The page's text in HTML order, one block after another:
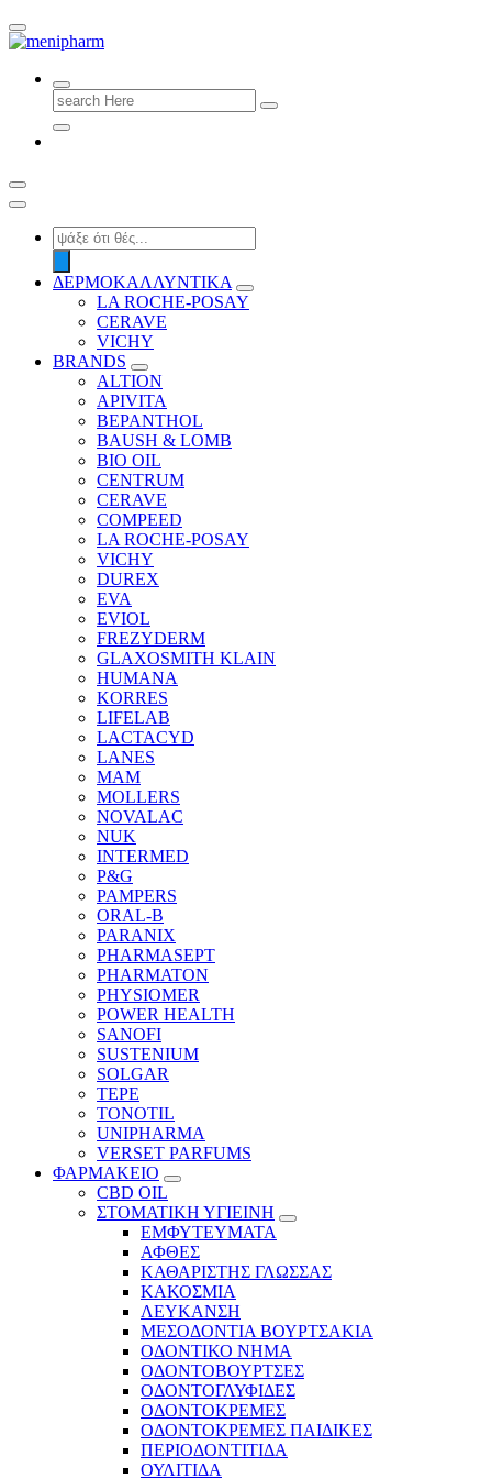
shop 2 easily
Search
for:
Products
search
ΔΕΡΜΟΚΑΛΛΥΝΤΙΚΑ
LA ROCHE-POSAY
CERAVE
VICHY
BRANDS
ALTION
APIVITA
BEPANTHOL
BAUSH & LOMB
BIO OIL
CENTRUM
CERAVE
COMPEED
LA ROCHE-POSAY
VICHY
DUREX
EVA
EVIOL
FREZYDERM
GLAXOSMITH KLAIN
HUMANA
KORRES
LIFELAB
LACTACYD
LANES
MAM
MOLLERS
NOVALAC
NUK
INTERMED
P&G
PAMPERS
ORAL-B
PARANIX
PHARMASEPT
PHARMATON
PHYSIOMER
POWER HEALTH
SANOFI
SUSTENIUM
SOLGAR
TEPE
TONOTIL
UNIPHARMA
VERSET PARFUMS
ΦΑΡΜΑΚΕΙΟ
CBD OIL
ΣΤΟΜΑΤΙΚΗ ΥΓΙΕΙΝΗ
ΕΜΦΥΤΕΥΜΑΤΑ
ΑΦΘΕΣ
ΚΑΘΑΡΙΣΤΗΣ ΓΛΩΣΣΑΣ
ΚΑΚΟΣΜΙΑ
ΛΕΥΚΑΝΣΗ
ΜΕΣΟΔΟΝΤΙΑ ΒΟΥΡΤΣΑΚΙΑ
ΟΔΟΝΤΙΚΟ ΝΗΜΑ
ΟΔΟΝΤΟΒΟΥΡΤΣΕΣ
ΟΔΟΝΤΟΓΛΥΦΙΔΕΣ
ΟΔΟΝΤΟΚΡΕΜΕΣ
ΟΔΟΝΤΟΚΡΕΜΕΣ ΠΑΙΔΙΚΕΣ
ΠΕΡΙΟΔΟΝΤΙΤΙΔΑ
ΟΥΛΙΤΙΔΑ